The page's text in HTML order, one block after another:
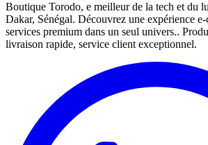
Boutique Torodo, e meilleur de la tech et du
Dakar, Sénégal. Découvrez une expérience
services premium dans un seul univers..
livraison rapide, service client exceptionnel.